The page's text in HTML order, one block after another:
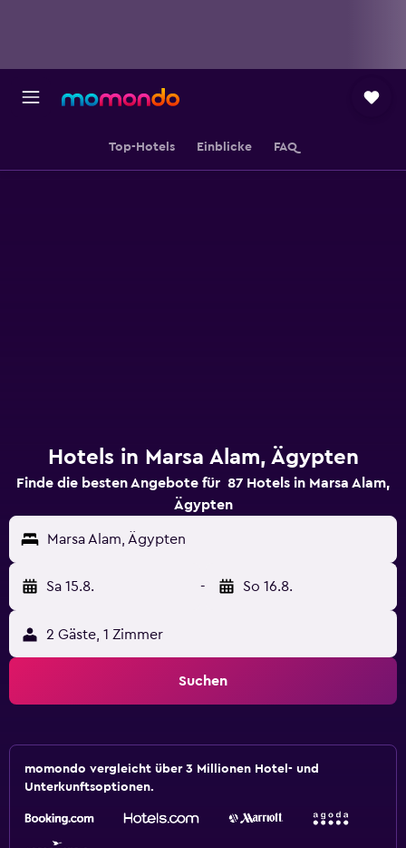
Top-Hotels Einblicke FAQ
Hotels in Marsa Alam, Ägypten
Finde die besten Angebote für 87 Hotels in Marsa Alam,
Ägypten
Marsa Alam, Ägypten
Sa 15.8. - So 16.8.
2 Gäste, 1 Zimmer
Suchen
momondo vergleicht über 3 Millionen Hotel- und
Unterkunftsoptionen.